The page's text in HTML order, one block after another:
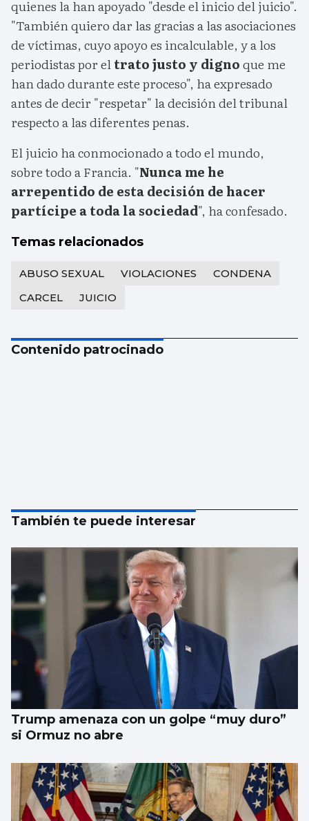
quienes la han apoyado "desde el inicio del juicio".
"También quiero dar las gracias a las asociaciones
de víctimas, cuyo apoyo es incalculable, y a los
periodistas por eltrato justo y dignoque me
han dado durante este proceso", ha expresado
antes de decir "respetar" la decisión del tribunal
respecto a las diferentes penas.
El juicio ha conmocionado a todo el mundo,
sobre todo a Francia. "Nunca me he
arrepentido de esta decisión de hacer
partícipe a toda la sociedad", ha confesado.
Temas relacionados
ABUSO SEXUAL VIOLACIONES
CONDENA
CARCEL
JUICIO
Contenido patrocinado
También te puede interesar
Trump amenaza con un golpe “muy duro”
si Ormuz no abre